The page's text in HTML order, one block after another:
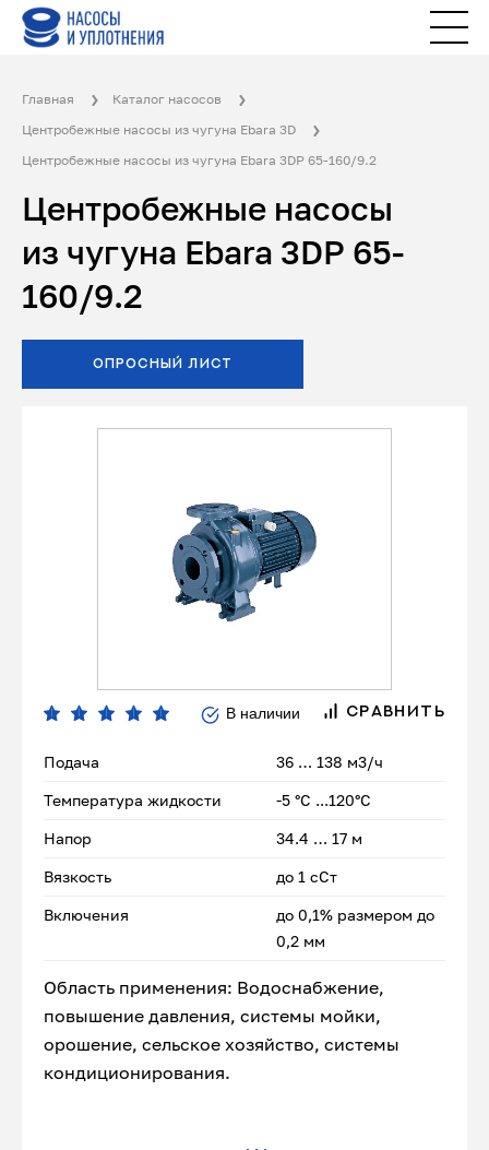
Главная
Каталог насосов
Центробежные насосы из чугуна Ebara 3D
Центробежные насосы из чугуна Ebara 3DP 65-160/9.2
Центробежные насосы
из чугуна Ebara 3DP 65-
160/9.2
ОПРОСНЫЙ ЛИСТ
В наличии СРАВНИТЬ
Подача 36 … 138 м3/ч
Температура жидкости -5 °C ...120°C
Напор 34.4 … 17 м
Вязкость до 1 сСт
Включения
до 0,1% размером до
0,2 мм
Область применения: Водоснабжение,
повышение давления, системы мойки,
орошение, сельское хозяйство, системы
кондиционирования.